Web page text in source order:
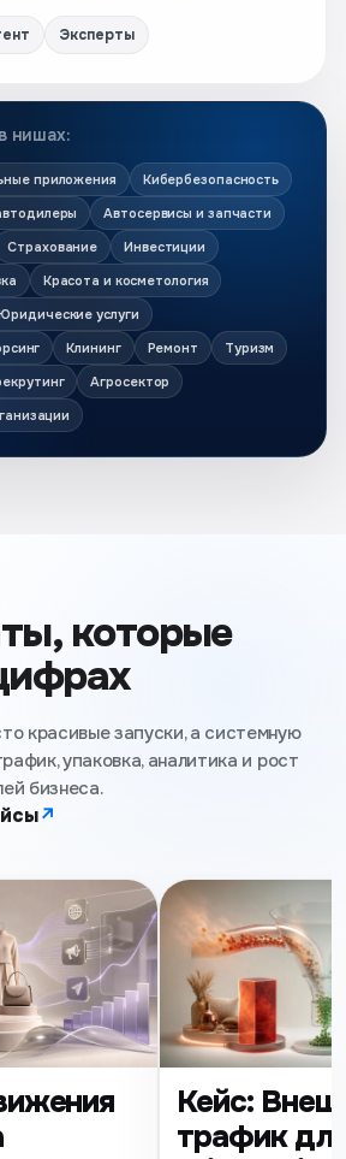
Эксперты
нишах:
приложения
Кибербезопасность
Автосервисы и запчасти
Страхование
Инвестиции
Красота и косметология
услуги
Клининг Ремонт
Туризм
Агросектор
которые
красивые запуски, а системную
упаковка, аналитика и рост
бизнеса.
↗
Кейс:
трафик